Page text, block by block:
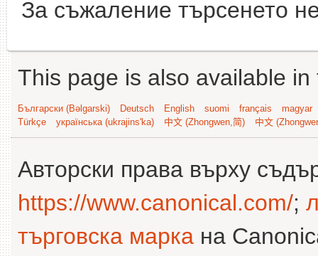
За съжаление търсенето
This page is also available
Български (Bəlgarski) Deutsch English suomi français
magyar
Türkçe
українська (ukrajins'ka) 中文 (Zhongwen,简) 中文
Авторски права върху
https://www.canonical.com/;
търговска марка на